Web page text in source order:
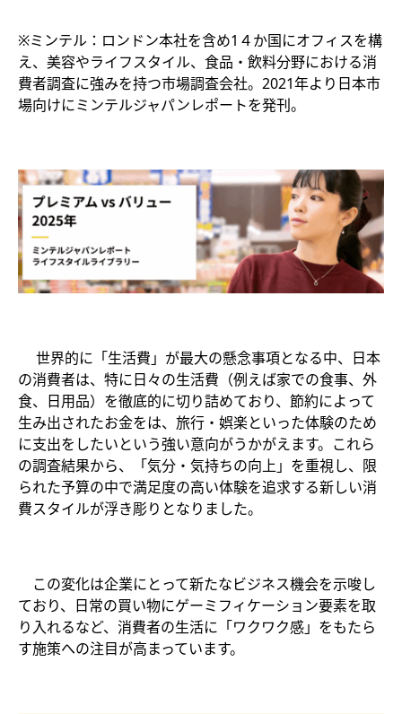
※ミンテル：ロンドン本社を含め1４か国にオフィスを構
え、美容やライフスタイル、食品・飲料分野における消
費者調査に強みを持つ​市場調査会社。2021年より日本市
場向けにミンテルジャパンレポートを発刊。​
世界的に「生活費」が最大の懸念事項となる中、日本
の消費者は、特に日々の生活費（例えば家での食事、外
食、日用品）を徹底的に切り詰めており、節約によって
生み出されたお金をは、旅行・娯楽といった体験のため
に支出をしたいという強い意向がうかがえます。これら
の調査結果から、「気分・気持ちの向上」を重視し、限
られた予算の中で満足度の高い体験を追求する新しい消
費スタイルが浮き彫りとなりました。​
この変化は企業にとって新たなビジネス機会を示唆し
ており、日常の買い物にゲーミフィケーション要素を取
り入れるなど、消費者の生活に「ワクワク感」をもたら
す施策への注目が高まっています。​